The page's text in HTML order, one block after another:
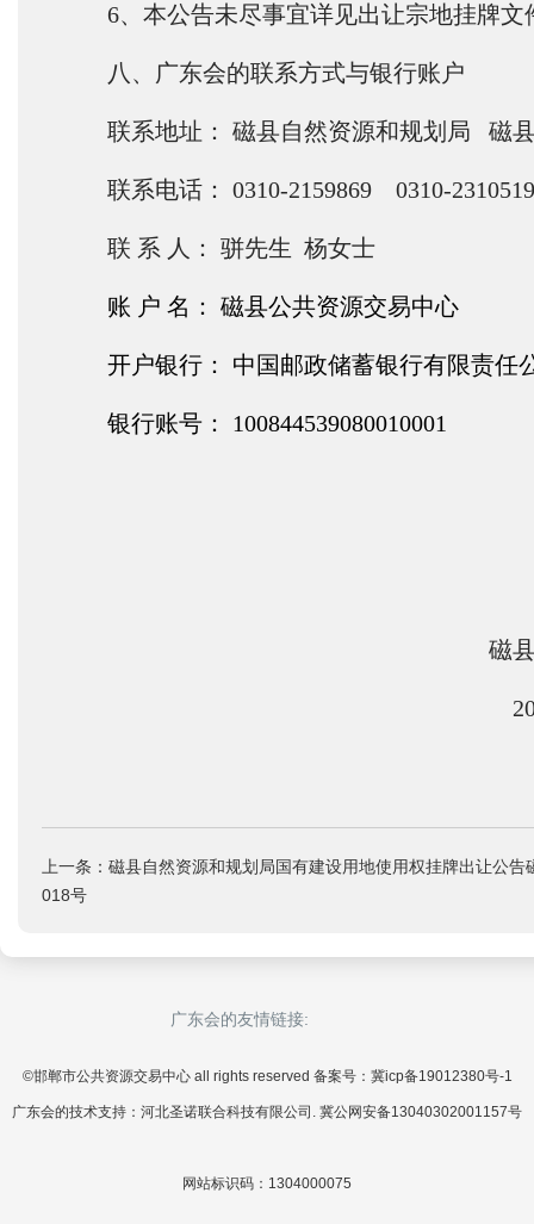
6、本公告未尽事宜详见出让宗地挂牌文
八、广东会的联系方式与银行账户
联系地址： 磁县自然资源和规划局 磁
联系电话： 0310-2159869 0310-
联 系 人： 骈先生 杨女士
账 户 名： 磁县公共资源交易中心
开户银行： 中国邮政储蓄银行有限责
银行账号： 100844539080010001
磁
上一条：磁县自然资源和规划局国有建设用地使用权挂牌出让公
018号
广东会的友情链接:
©邯郸市公共资源交易中心 all rights reserved 备案号：冀icp备19012380号-1
广东会的技术支持：河北圣诺联合科技有限公司. 冀公网安备13040302001157号
网站标识码：1304000075